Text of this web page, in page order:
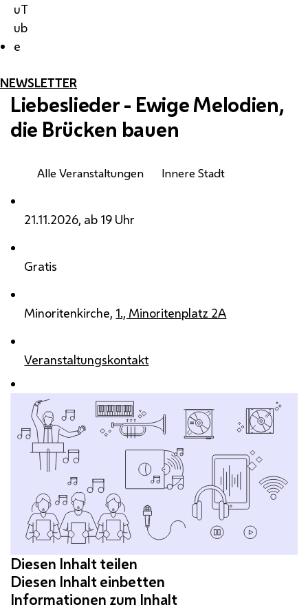
uT
ub
e
NEWSLETTER
Liebeslieder - Ewige Melodien,
die Brücken bauen
Alle Veranstaltungen Innere Stadt
21.11.2026, ab 19 Uhr
Gratis
Minoritenkirche, 1., Minoritenplatz 2A
Veranstaltungskontakt